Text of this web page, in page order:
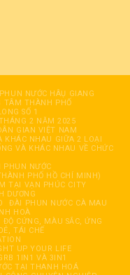
NƯỚC HÂỤ GIANG
TÂM THÀNH PHỐ
SỐ 1
2 NĂM 2025
GIAN VIỆT NAM
KHÁC NHAU GIỮA 2 LOẠI
VÀ KHÁC NHAU VỀ CHỨC
PHUN NƯỚC
PHỐ HỒ CHÍ MINH)
TẠI VẠN PHÚC CITY
DƯƠNG
ĐÀI PHUN NƯỚC CÀ MAU
HOÀ
CỨNG, MÀU SẮC, ỨNG
TÁI CHẾ
UP YOUR LIFE
1IN1 VÀ 3IN1
TẠI THANH HOÁ